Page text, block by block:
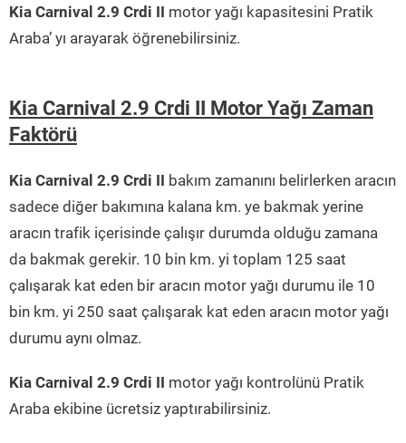
Kia Carnival 2.9 Crdi II motor yağı kapasitesini Pratik
Araba’ yı arayarak öğrenebilirsiniz.
Kia Carnival 2.9 Crdi II Motor Yağı Zaman
Faktörü
Kia Carnival 2.9 Crdi II bakım zamanını belirlerken aracın
sadece diğer bakımına kalana km. ye bakmak yerine
aracın trafik içerisinde çalışır durumda olduğu zamana
da bakmak gerekir. 10 bin km. yi toplam 125 saat
çalışarak kat eden bir aracın motor yağı durumu ile 10
bin km. yi 250 saat çalışarak kat eden aracın motor yağı
durumu aynı olmaz.
Kia Carnival 2.9 Crdi II motor yağı kontrolünü Pratik
Araba ekibine ücretsiz yaptırabilirsiniz.